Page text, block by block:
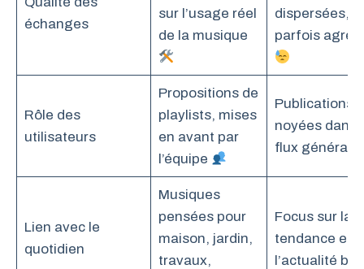
échanges
sur l’usage réel
de la musique
dispersées,
parfois
Rôle des
utilisateurs
Propositions de
playlists, mises
en avant par
l’équipe
Publications
noyées dans
flux général
Lien avec le
quotidien
Musiques
pensées pour
maison, jardin,
travaux,
Focus sur la
tendance et
l’actualité